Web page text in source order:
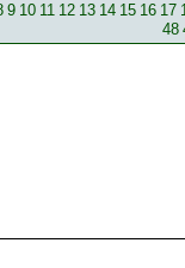
9 10 11 12 13 14 15 16 17
48